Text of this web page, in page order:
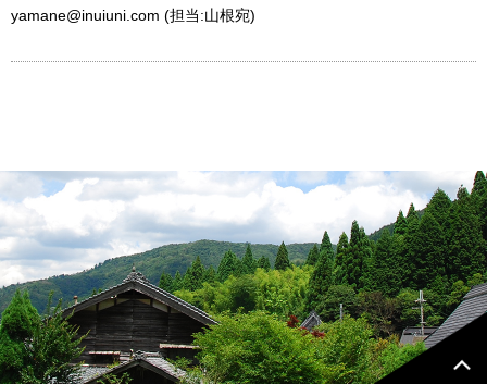
yamane@inuiuni.com (担当:山根宛)